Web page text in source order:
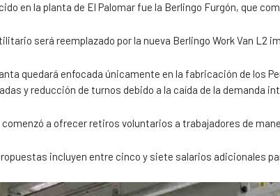
en la planta de El Palomar fue la Berlingo Furgón, que
será reemplazado por la nueva Berlingo Work Van L2
quedará enfocada únicamente en la fabricación de los
y reducción de turnos debido a la caída de la demanda
comenzó a ofrecer retiros voluntarios a trabajadores de
incluyen entre cinco y siete salarios adicionales